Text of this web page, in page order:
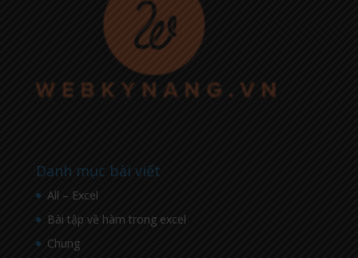
Danh mục bài viết
All – Excel
Bài tập về hàm trong excel
Chung